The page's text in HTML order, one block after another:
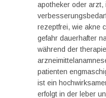
apotheker oder arzt,
rezeptfrei, wie akne
gefahr dauerhafter
während der
patienten
ist ein
erfolgt in der leber